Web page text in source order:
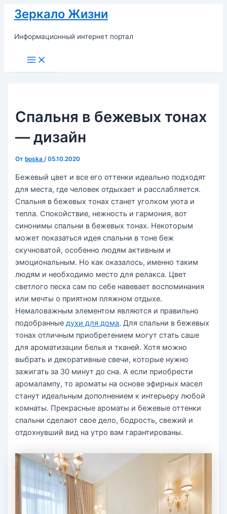
Перейти
содержимому
Зеркало Жизни
Информационный интернет портал
Main
Menu
Спальня в бежевых тонах
— дизайн
От boska/05.10.2020
Бежевый цвет и все его оттенки идеально подходят
для места, где человек отдыхает и расслабляется.
Спальня в бежевых тонах станет уголком уюта и
тепла. Спокойствие, нежность и гармония, вот
синонимы спальни в бежевых тонах. Некоторым
может показаться идея спальни в тоне беж
скучноватой, особенно людям активным и
эмоциональным. Но как оказалось, именно таким
людям и необходимо место для релакса. Цвет
светлого песка сам по себе навевает воспоминания
или мечты о приятном пляжном отдыхе.
Немаловажным элементом являются и правильно
подобранныедухи для дома. Для спальни в бежевых
тонах отличным приобретением могут стать саше
для ароматизации белья и тканей. Хотя можно
выбрать и декоративные свечи, которые нужно
зажигать за 30 минут до сна. А если приобрести
аромалампу, то ароматы на основе эфирных масел
станут идеальным дополнением к интерьеру любой
комнаты. Прекрасные ароматы и бежевые оттенки
спальни сделают свое дело, бодрость, свежий и
отдохнувший вид на утро вам гарантированы.